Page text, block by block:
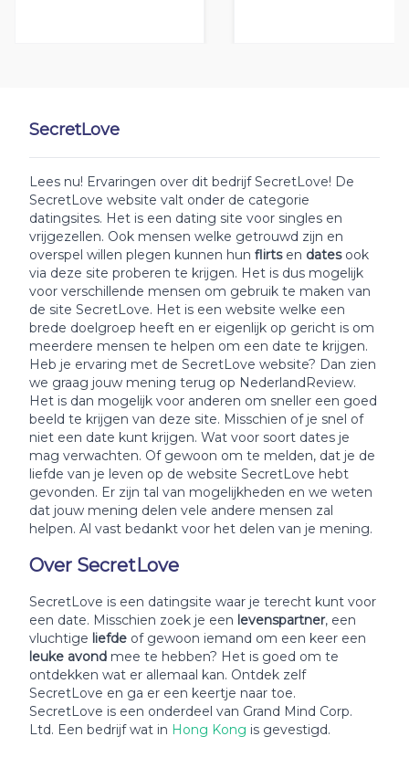
SecretLove
Lees nu! Ervaringen over dit bedrijf SecretLove! De
SecretLove website valt onder de categorie
datingsites. Het is een dating site voor singles en
vrijgezellen. Ook mensen welke getrouwd zijn en
overspel willen plegen kunnen hun flirts en dates ook
via deze site proberen te krijgen. Het is dus mogelijk
voor verschillende mensen om gebruik te maken van
de site SecretLove. Het is een website welke een
brede doelgroep heeft en er eigenlijk op gericht is om
meerdere mensen te helpen om een date te krijgen.
Heb je ervaring met de SecretLove website? Dan zien
we graag jouw mening terug op NederlandReview.
Het is dan mogelijk voor anderen om sneller een goed
beeld te krijgen van deze site. Misschien of je snel of
niet een date kunt krijgen. Wat voor soort dates je
mag verwachten. Of gewoon om te melden, dat je de
liefde van je leven op de website SecretLove hebt
gevonden. Er zijn tal van mogelijkheden en we weten
dat jouw mening delen vele andere mensen zal
helpen. Al vast bedankt voor het delen van je mening.
Over SecretLove
SecretLove is een datingsite waar je terecht kunt voor
een date. Misschien zoek je een levenspartner, een
vluchtige liefde of gewoon iemand om een keer een
leuke avond mee te hebben? Het is goed om te
ontdekken wat er allemaal kan. Ontdek zelf
SecretLove en ga er een keertje naar toe.
SecretLove is een onderdeel van Grand Mind Corp.
Ltd. Een bedrijf wat in Hong Kong is gevestigd.